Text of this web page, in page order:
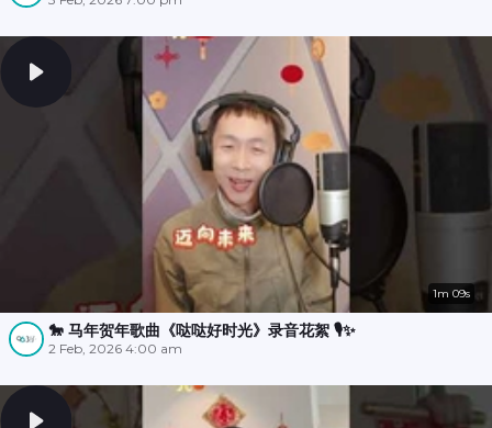
1m 09s
🐎 马年贺年歌曲《哒哒好时光》录音花絮 🎙️✨
2 Feb, 2026 4:00 am